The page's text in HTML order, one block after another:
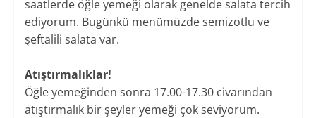
saatlerde öğle yemeği olarak genelde salata tercih
ediyorum. Bugünkü menümüzde semizotlu ve
şeftalili salata var.
Atıştırmalıklar!
Öğle yemeğinden sonra 17.00-17.30 civarından
atıştırmalık bir şeyler yemeği çok seviyorum.